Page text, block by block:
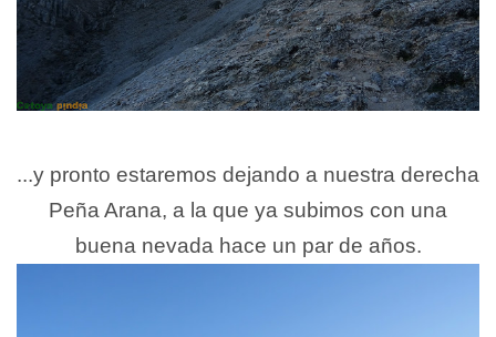
...y pronto estaremos dejando a nuestra derecha
Peña Arana, a la que ya subimos con una
buena nevada hace un par de años.